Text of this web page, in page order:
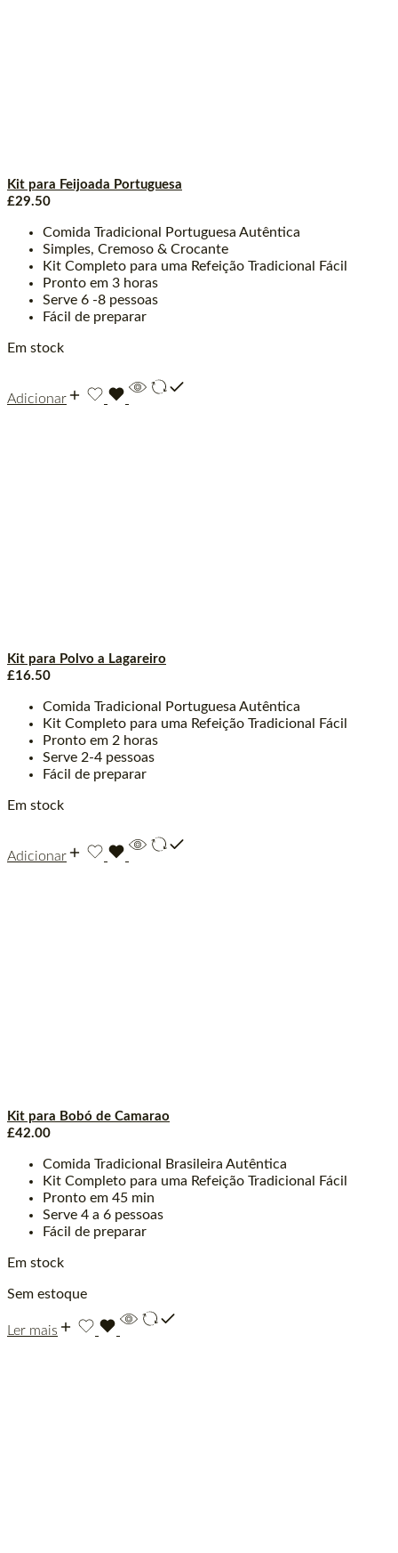
Kit para Feijoada Portuguesa
£29.50
Comida Tradicional Portuguesa Autêntica
Simples, Cremoso & Crocante
Kit Completo para uma Refeição Tradicional Fácil
Pronto em 3 horas
Serve 6 -8 pessoas
Fácil de preparar
Em stock
Adicionar
Kit para Polvo a Lagareiro
£16.50
Comida Tradicional Portuguesa Autêntica
Kit Completo para uma Refeição Tradicional Fácil
Pronto em 2 horas
Serve 2-4 pessoas
Fácil de preparar
Em stock
Adicionar
Kit para Bobó de Camarao
£42.00
Comida Tradicional Brasileira Autêntica
Kit Completo para uma Refeição Tradicional Fácil
Pronto em 45 min
Serve 4 a 6 pessoas
Fácil de preparar
Em stock
Sem estoque
Ler mais